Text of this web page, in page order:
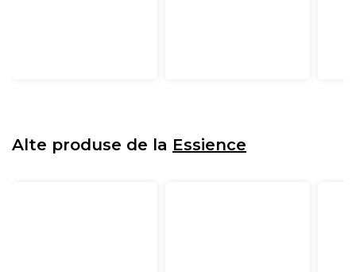
Alte produse de la Essience